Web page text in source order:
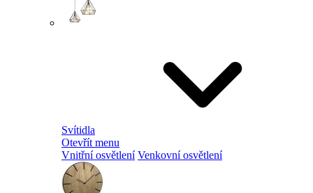
Svítidla
Otevřít menu
Vnitřní osvětlení Venkovní osvětlení